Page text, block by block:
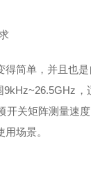
简单，并且也
9kHz~26.5GHz
开关矩阵测量速
场景。